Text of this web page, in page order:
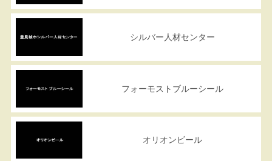
シルバー人材センター
フォーモストブルーシール
オリオンビール